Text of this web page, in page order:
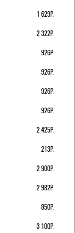
1 629Р.
2 322Р.
926Р.
926Р.
926Р.
926Р.
2 425Р.
213Р.
2 900Р.
2 982Р.
850Р.
3 100Р.